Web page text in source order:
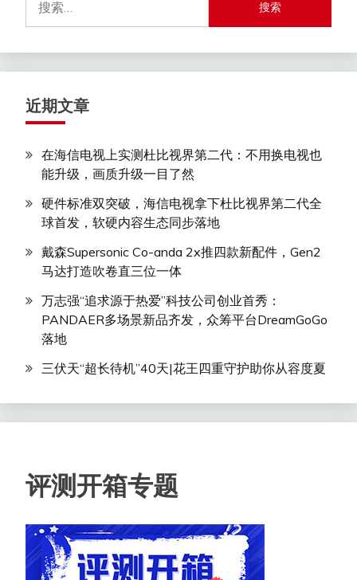
索：
近期文章
在海信电视上实测杜比视界第二代：不用换电视也
能升级，画质升级一目了然
硬件标准双突破，海信电视拿下杜比视界第二代全
球首发，软硬内容生态同步落地
戴森Supersonic Co-anda 2x推四款新配件，Gen2
马达打造吹卷直三位一体
万志强“追求源于热爱”科技公司创业首秀：
PANDAER多场景新品齐发，众筹平台DreamGoGo
落地
三伏天“超长待机”40天|花王四重守护助你从容度夏
评测开箱专题